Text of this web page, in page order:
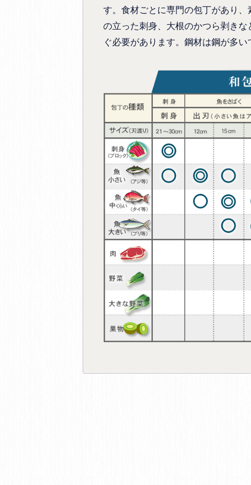
す。食材ごとに専門の包丁があり
の立った刺身、大根のかつら剥き
ぐ必要があります。鋼材は鋼が多